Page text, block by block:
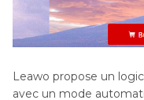
Leawo propose un
avec un mode